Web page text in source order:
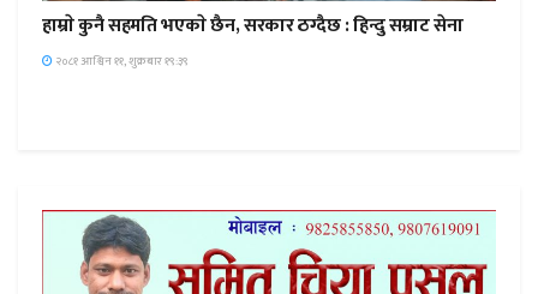
हाम्राे कुनै सहमति भएकाे छैन, सरकार ठग्दैछ : हिन्दु सम्राट सेना
२०८१ आश्विन ११, शुक्रबार १९:३९